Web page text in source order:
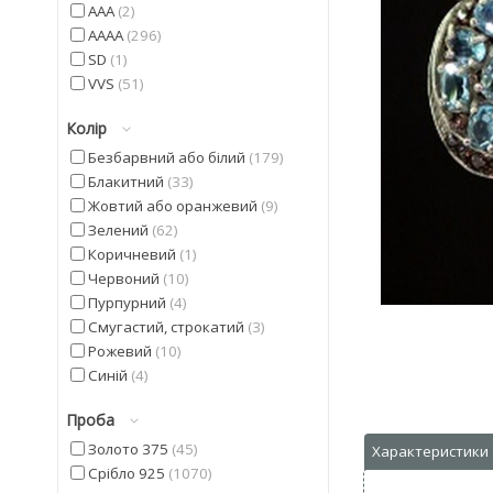
AAA 2
AAAA 296
SD 1
VVS 51
Колір
Безбарвний або білий 179
Блакитний 33
Жовтий або оранжевий 9
Зелений 62
Коричневий 1
Червоний 10
Пурпурний 4
Смугастий, строкатий 3
Рожевий 10
Синій 4
Чорний
Проба
Золото 375 45
Срібло 925 1070